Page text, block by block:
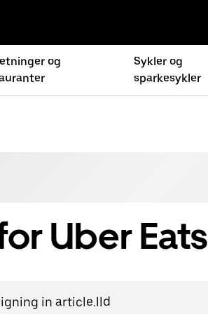
og
Sykler og
sparkesykler
Uber Eats